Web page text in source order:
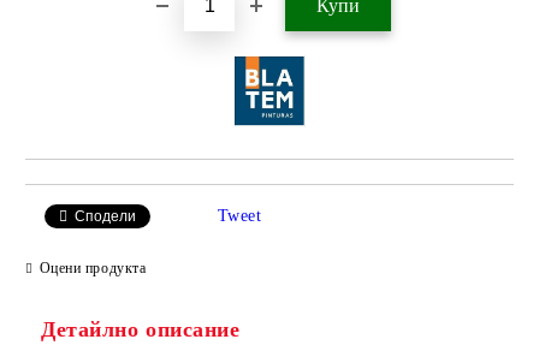
Сподели Tweet
Оцени продукта
Детайлно описание